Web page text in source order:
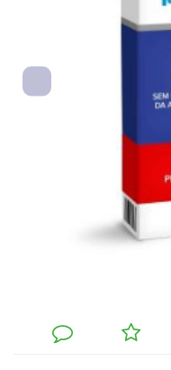
DEIXE
COMENTÁRIO
MINHA
LISTA